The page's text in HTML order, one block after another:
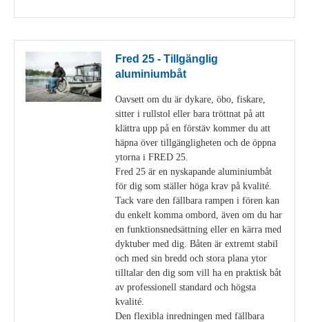
Fred 25 - Tillgänglig
aluminiumbåt
Oavsett om du är dykare, öbo, fiskare,
sitter i rullstol eller bara tröttnat på att
klättra upp på en förstäv kommer du att
häpna över tillgängligheten och de öppna
ytorna i FRED 25.
Fred 25 är en nyskapande aluminiumbåt
för dig som ställer höga krav på kvalité.
Tack vare den fällbara rampen i fören kan
du enkelt komma ombord, även om du har
en funktionsnedsättning eller en kärra med
dyktuber med dig. Båten är extremt stabil
och med sin bredd och stora plana ytor
tilltalar den dig som vill ha en praktisk båt
av professionell standard och högsta
kvalité.
Den flexibla inredningen med fällbara